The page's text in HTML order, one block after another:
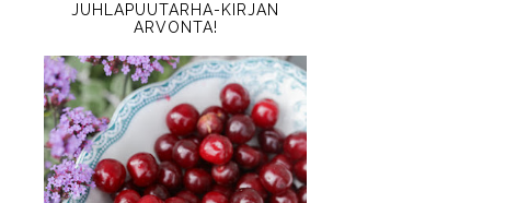
JUHLAPUUTARHA-KIRJAN
ARVONTA!